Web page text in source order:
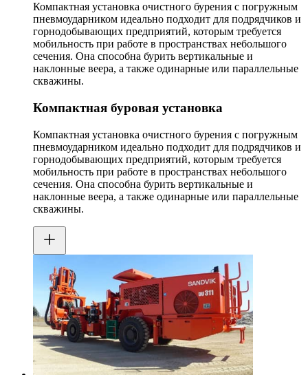
Компактная установка очистного бурения с погружным
пневмоударником идеально подходит для подрядчиков и
горнодобывающих предприятий, которым требуется
мобильность при работе в пространствах небольшого
сечения. Она способна бурить вертикальные и
наклонные веера, а также одинарные или параллельные
скважины.
Компактная буровая установка
Компактная установка очистного бурения с погружным
пневмоударником идеально подходит для подрядчиков и
горнодобывающих предприятий, которым требуется
мобильность при работе в пространствах небольшого
сечения. Она способна бурить вертикальные и
наклонные веера, а также одинарные или параллельные
скважины.